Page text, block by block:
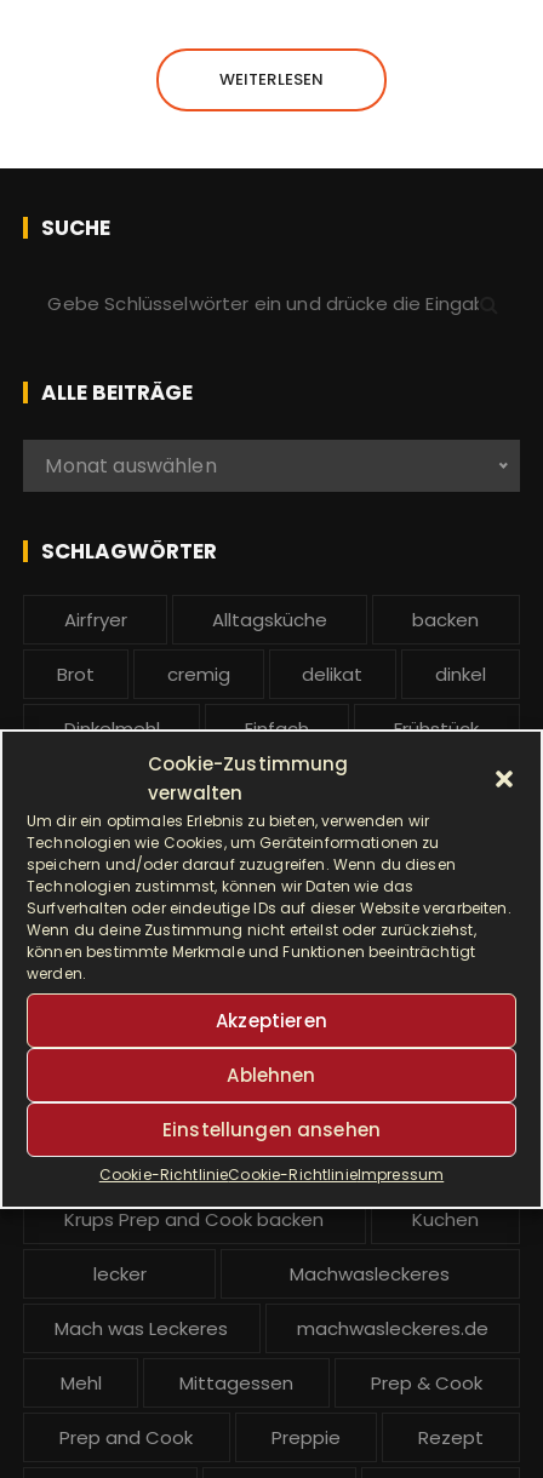
Cookie-Zustimmung
verwalten
Um dir ein optimales Erlebnis zu bieten, verwenden wir
Technologien wie Cookies, um Geräteinformationen zu
speichern und/oder darauf zuzugreifen. Wenn du diesen
Technologien zustimmst, können wir Daten wie das
Surfverhalten oder eindeutige IDs auf dieser Website verarbeiten.
Wenn du deine Zustimmung nicht erteilst oder zurückziehst,
können bestimmte Merkmale und Funktionen beeinträchtigt
werden.
Akzeptieren
Ablehnen
Einstellungen ansehen
Cookie-RichtlinieCookie-RichtlinieImpressum
WEITERLESEN
SUCHE
h
e
n
c
:
ALLE BEITRÄGE
e
ä
Monat auswählen
SCHLAGWÖRTER
Airfryer Alltagsküche backen
Brot cremig delikat dinkel
Dinkelmehl Einfach Frühstück
Hauptgericht Hefe Hefeteig
HP5031 HP 5031
I Prep & Cook Gourmet kochen
Krups Krups Master Perfect Gourmet
Krups Prep & Cook
Krups Prep & Cook Rezepte
Krups Prep and Cook
Krups Prep and Cook backen Kuchen
lecker Machwasleckeres
Mach was Leckeres machwasleckeres.de
Mehl Mittagessen Prep & Cook
Prep and Cook Preppie Rezept